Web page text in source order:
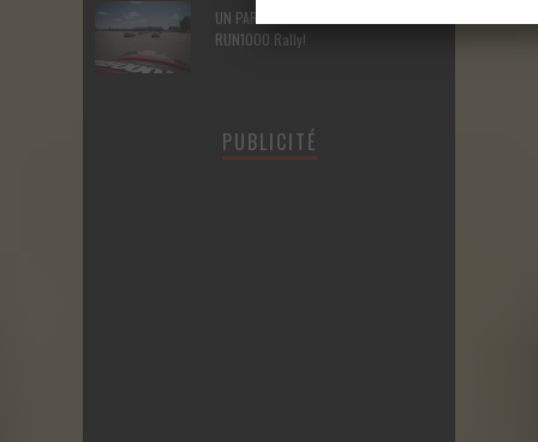
UN PARTY AUTOMOBILE – Tout sur le
RUN1000 Rally!
PUBLICITÉ